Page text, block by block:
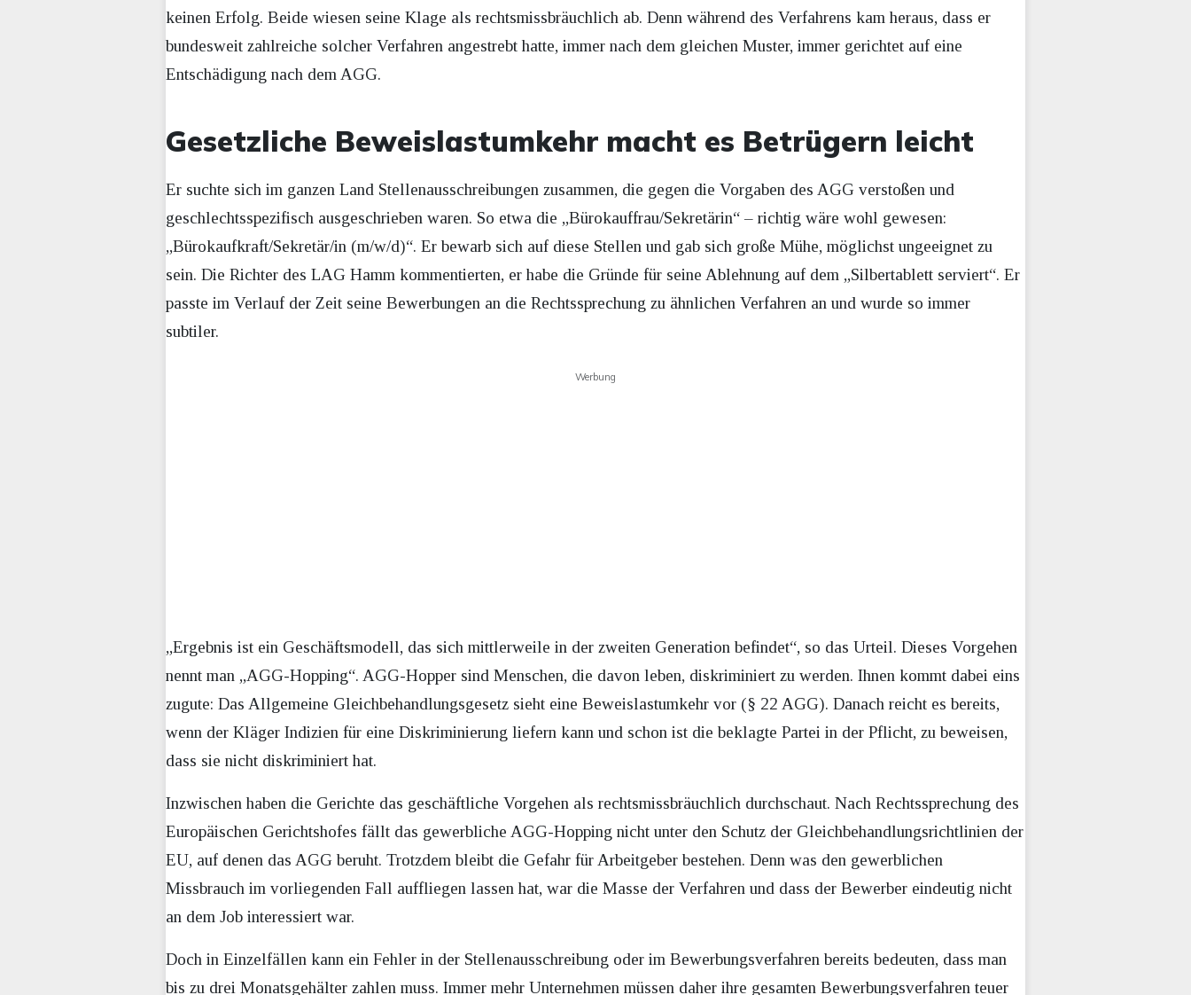
keinen Erfolg. Beide wiesen seine Klage als rechtsmissbräuchlich ab. Denn während des Verfahrens kam heraus, dass er
bundesweit zahlreiche solcher Verfahren angestrebt hatte, immer nach dem gleichen Muster, immer gerichtet auf eine
Entschädigung nach dem AGG.
Gesetzliche Beweislastumkehr macht es Betrügern leicht
Er suchte sich im ganzen Land Stellenausschreibungen zusammen, die gegen die Vorgaben des AGG verstoßen und
geschlechtsspezifisch ausgeschrieben waren. So etwa die „Bürokauffrau/Sekretärin“ – richtig wäre wohl gewesen:
„Bürokaufkraft/Sekretär/in (m/w/d)“. Er bewarb sich auf diese Stellen und gab sich große Mühe, möglichst ungeeignet zu
sein. Die Richter des LAG Hamm kommentierten, er habe die Gründe für seine Ablehnung auf dem „Silbertablett serviert“. Er
passte im Verlauf der Zeit seine Bewerbungen an die Rechtssprechung zu ähnlichen Verfahren an und wurde so immer
subtiler.
Werbung
„Ergebnis ist ein Geschäftsmodell, das sich mittlerweile in der zweiten Generation befindet“, so das Urteil. Dieses Vorgehen
nennt man „AGG-Hopping“. AGG-Hopper sind Menschen, die davon leben, diskriminiert zu werden. Ihnen kommt dabei eins
zugute: Das Allgemeine Gleichbehandlungsgesetz sieht eine Beweislastumkehr vor (§ 22 AGG). Danach reicht es bereits,
wenn der Kläger Indizien für eine Diskriminierung liefern kann und schon ist die beklagte Partei in der Pflicht, zu beweisen,
dass sie nicht diskriminiert hat.
Inzwischen haben die Gerichte das geschäftliche Vorgehen als rechtsmissbräuchlich durchschaut. Nach Rechtssprechung des
Europäischen Gerichtshofes fällt das gewerbliche AGG-Hopping nicht unter den Schutz der Gleichbehandlungsrichtlinien der
EU, auf denen das AGG beruht. Trotzdem bleibt die Gefahr für Arbeitgeber bestehen. Denn was den gewerblichen
Missbrauch im vorliegenden Fall auffliegen lassen hat, war die Masse der Verfahren und dass der Bewerber eindeutig nicht
an dem Job interessiert war.
Doch in Einzelfällen kann ein Fehler in der Stellenausschreibung oder im Bewerbungsverfahren bereits bedeuten, dass man
bis zu drei Monatsgehälter zahlen muss. Immer mehr Unternehmen müssen daher ihre gesamten Bewerbungsverfahren teuer